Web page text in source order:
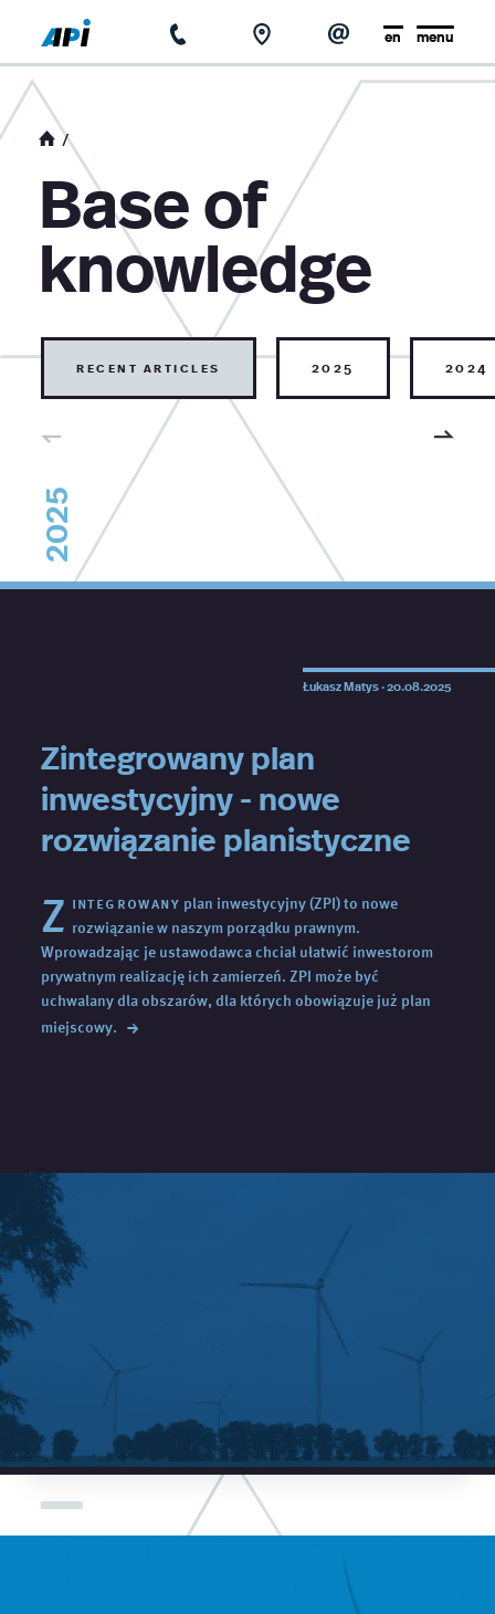
menu
en
home
news
base of knowledge
contact
Base of
knowledge
recent articles 2025 2024
2025
Łukasz Matys ·20.08.2025
Zintegrowany plan
inwestycyjny - nowe
rozwiązanie planistyczne
Z integrowany plan inwestycyjny (ZPI) to nowe
rozwiązanie w naszym porządku prawnym.
Wprowadzając je ustawodawca chciał ułatwić inwestorom
prywatnym realizację ich zamierzeń. ZPI może być
uchwalany dla obszarów, dla których obowiązuje już plan
miejscowy. →